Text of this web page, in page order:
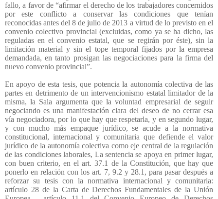
fallo, a favor de “afirmar el derecho de los trabajadores concernidos
por este conflicto a conservar las condiciones que tenían
reconocidas antes del 8 de julio de 2013 a virtud de lo previsto en el
convenio colectivo provincial (excluidas, como ya se ha dicho, las
reguladas en el convenio estatal, que se regirán por éste), sin la
limitación material y sin el tope temporal fijados por la empresa
demandada, en tanto prosigan las negociaciones para la firma del
nuevo convenio provincial”.
En apoyo de esta tesis, que potencia la autonomía colectiva de las
partes en detrimento de un intervencionismo estatal limitador de la
misma, la Sala argumenta que la voluntad empresarial de seguir
negociando es una manifestación clara del deseo de no cerrar esa
vía negociadora, por lo que hay que respetarla, y en segundo lugar,
y con mucho más empaque jurídico, se acude a la normativa
constitucional, internacional y comunitaria que defiende el valor
jurídico de la autonomía colectiva como eje central de la regulación
de las condiciones laborales, La sentencia se apoya en primer lugar,
con buen criterio, en el art. 37.1 de la Constitución, que hay que
ponerlo en relación con los art. 7, 9.2 y 28.1, para pasar después a
reforzar su tesis con la normativa internacional y comunitaria:
artículo 28 de la Carta de Derechos Fundamentales de la Unión